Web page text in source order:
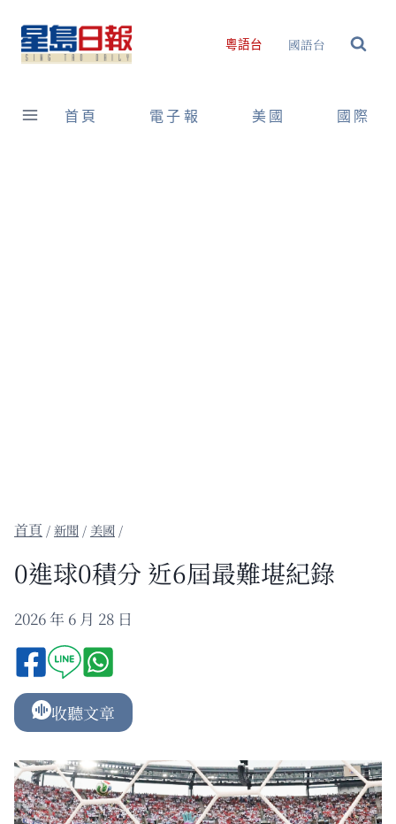
content
粵語台 國語台
首頁 電子報 美國 國際
/新聞 / 美國 /
0進球0積分 近6屆最難堪紀錄
2026 年 6 月 28 日
收聽文章